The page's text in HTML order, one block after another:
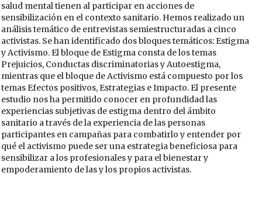
salud mental tienen al participar en acciones de
sensibilización en el contexto sanitario. Hemos realizado un
análisis temático de entrevistas semiestructuradas a cinco
activistas. Se han identificado dos bloques temáticos: Estigma
y Activismo. El bloque de Estigma consta de los temas
Prejuicios, Conductas discriminatorias y Autoestigma,
mientras que el bloque de Activismo está compuesto por los
temas Efectos positivos, Estrategias e Impacto. El presente
estudio nos ha permitido conocer en profundidad las
experiencias subjetivas de estigma dentro del ámbito
sanitario a través de la experiencia de las personas
participantes en campañas para combatirlo y entender por
qué el activismo puede ser una estrategia beneficiosa para
sensibilizar a los profesionales y para el bienestar y
empoderamiento de las y los propios activistas.